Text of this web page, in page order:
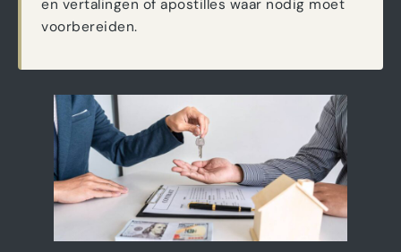
en vertalingen of apostilles waar nodig moet
voorbereiden.